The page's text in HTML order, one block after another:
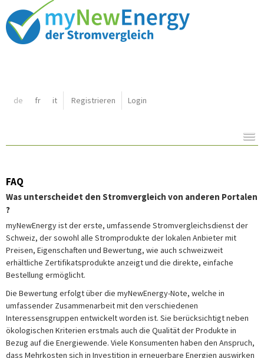
de fr it Registrieren Login
Inhalt:
FAQ
Was unterscheidet den Stromvergleich von anderen Portalen
?
myNewEnergy ist der erste, umfassende Stromvergleichsdienst der
Schweiz, der sowohl alle Stromprodukte der lokalen Anbieter mit
Preisen, Eigenschaften und Bewertung, wie auch schweizweit
erhältliche Zertifikatsprodukte anzeigt und die direkte, einfache
Bestellung ermöglicht.
Die Bewertung erfolgt über die myNewEnergy-Note, welche in
umfassender Zusammenarbeit mit den verschiedenen
Interessensgruppen entwickelt worden ist. Sie berücksichtigt neben
ökologischen Kriterien erstmals auch die Qualität der Produkte in
Bezug auf die Energiewende. Viele Konsumenten haben den Anspruch,
dass Mehrkosten sich in Investition in erneuerbare Energien auswirken